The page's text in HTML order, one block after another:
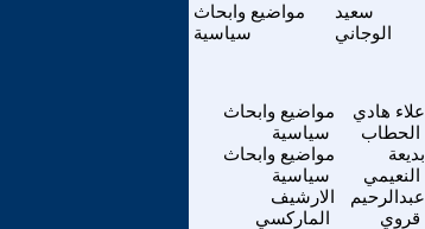
مواضيع وابحاث
سياسية
سعيد
الوجاني
مواضيع وابحاث
سياسية
علاء هادي
الحطاب
مواضيع وابحاث
سياسية
بديعة
النعيمي
الارشيف
الماركسي
عبدالرحيم
قروي